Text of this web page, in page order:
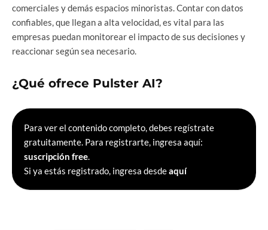
comerciales y demás espacios minoristas. Contar con datos
confiables, que llegan a alta velocidad, es vital para las
empresas puedan monitorear el impacto de sus decisiones y
reaccionar según sea necesario.
¿Qué ofrece Pulster AI?
Para ver el contenido completo, debes regístrate
gratuitamente. Para registrarte, ingresa aquí:
suscripción free.
Si ya estás registrado, ingresa desdeaquí